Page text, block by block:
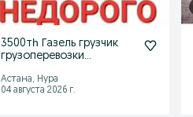
3500тһ Газель грузчик
грузоперевозки
газель услуги
Астана, Нура
04 августа 2026 г.